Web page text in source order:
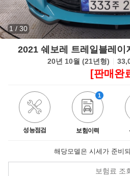
1 / 30
2021 쉐보레 트레일블레이
20년 10월 (21년형)
[판매완
성능점검 보험이력
1
해당모델은 시세가 준비
보험료 조